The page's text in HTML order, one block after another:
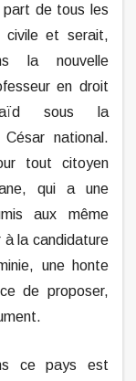
part de tous les
et serait,
la nouvelle
en droit
sous la
national.
tout citoyen
qui a une
aux même
la candidature
une honte
de proposer,
ce pays est